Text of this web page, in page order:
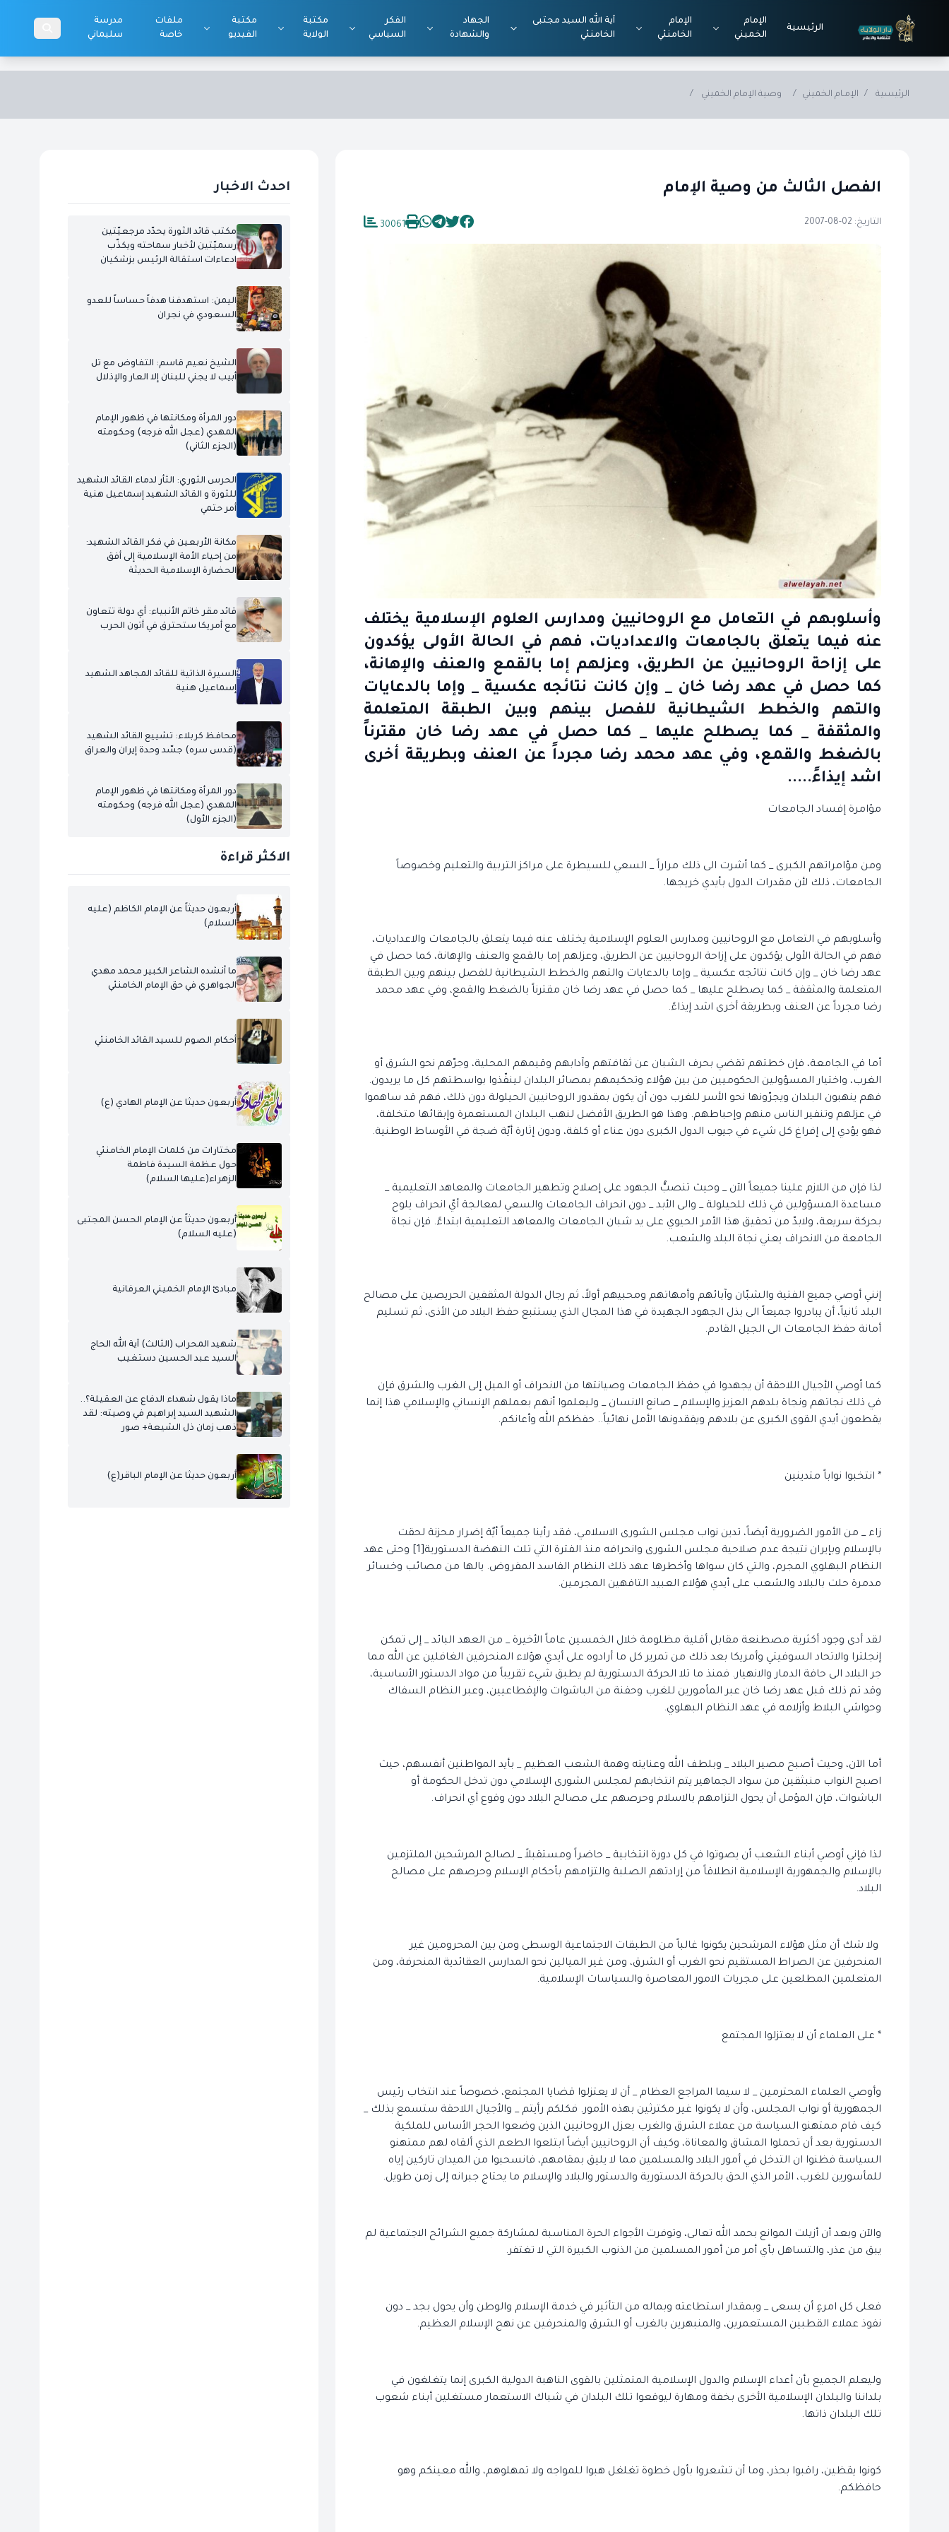
الرئيسية
الإمام
الخميني
الإمام
الخامنئي
آية الله السيد مجتبى
الخامنئي
الجهاد
والشهادة
الفكر
السياسي
مكتبة
الولاية
مكتبة
الفيديو
ملفات
خاصة
مدرسة
سليماني
الرئيسية / الإمـام الخميني / وصية الإمام الخميني /
الفصل الثالث من وصية الإمام
التاريخ: 02-08-2007 30061
وأسلوبهم في التعامل مع الروحانيين ومدارس العلوم الإسلامية يختلف
عنه فيما يتعلق بالجامعات والاعداديات، فهم في الحالة الأولى يؤكدون
على إزاحة الروحانيين عن الطريق، وعزلهم إما بالقمع والعنف والإهانة،
كما حصل في عهد رضا خان _ وإن كانت نتائجه عكسية _ وإما بالدعايات
والتهم والخطط الشيطانية للفصل بينهم وبين الطبقة المتعلمة
والمثقفة _ كما يصطلح عليها _ كما حصل في عهد رضا خان مقترناً
بالضغط والقمع، وفي عهد محمد رضا مجرداً عن العنف وبطريقة أخرى
اشد إيذاءً.....
مؤامرة إفساد الجامعات
ومن مؤامراتهم الكبرى _ كما أشرت الى ذلك مراراً _ السعي للسيطرة على مراكز التربية والتعليم وخصوصاً
الجامعات، ذلك لأن مقدرات الدول بأيدي خريجها.
وأسلوبهم في التعامل مع الروحانيين ومدارس العلوم الإسلامية يختلف عنه فيما يتعلق بالجامعات والاعداديات،
فهم في الحالة الأولى يؤكدون على إزاحة الروحانيين عن الطريق، وعزلهم إما بالقمع والعنف والإهانة، كما حصل في
عهد رضا خان _ وإن كانت نتائجه عكسية _ وإما بالدعايات والتهم والخطط الشيطانية للفصل بينهم وبين الطبقة
المتعلمة والمثقفة _ كما يصطلح عليها _ كما حصل في عهد رضا خان مقترناً بالضغط والقمع، وفي عهد محمد
رضا مجرداً عن العنف وبطريقة أخرى اشد إيذاءً.
أما في الجامعة، فإن خطتهم تقضي بحرف الشبان عن ثقافتهم وآدابهم وقيمهم المحلية، وجرّهم نحو الشرق أو
الغرب، واختيار المسؤولين الحكوميين من بين هؤلاء وتحكيمهم بمصائر البلدان لينفّذوا بواسطتهم كل ما يريدون.
فهم ينهبون البلدان ويجرّونها نحو الأسر للغرب دون أن يكون بمقدور الروحانيين الحيلولة دون ذلك، فهم قد ساهموا
في عزلهم وتنفير الناس منهم وإحباطهم. وهذا هو الطريق الأفضل لنهب البلدان المستعمرة وإبقائها متخلفة،
فهو يؤدي إلى إفراغ كل شيء في جيوب الدول الكبرى دون عناء أو كلفة، ودون إثارة أيّة ضجة في الأوساط الوطنية.
لذا فإن من اللازم علينا جميعاً الآن _ وحيث تنصبُّ الجهود على إصلاح وتطهير الجامعات والمعاهد التعليمية _
مساعدة المسؤولين في ذلك للحيلولة _ والى الأبد _ دون انحراف الجامعات والسعي لمعالجة أيّ انحراف يلوح
بحركة سريعة، ولابدّ من تحقيق هذا الأمر الحيوي على يد شبان الجامعات والمعاهد التعليمية ابتداءً. فإن نجاة
الجامعة من الانحراف يعني نجاة البلد والشعب.
إنني أوصي جميع الفتية والشبّان وآبائهم وأمهاتهم ومحبيهم أولاً، ثم رجال الدولة المثقفين الحريصين على مصالح
البلد ثانياً، أن يبادروا جميعاً الى بذل الجهود الجهيدة في هذا المجال الذي يستتبع حفظ البلاد من الأذى، ثم تسليم
أمانة حفظ الجامعات الى الجيل القادم.
كما أوصي الأجيال اللاحقة أن يجهدوا في حفظ الجامعات وصيانتها من الانحراف أو الميل إلى الغرب والشرق فإن
في ذلك نجاتهم ونجاة بلدهم العزيز والإسلام _ صانع الانسان _ وليعلموا أنهم بعملهم الإنساني والإسلامي هذا إنما
يقطعون أيدي القوى الكبرى عن بلادهم ويفقدونها الأمل نهائياً.. حفظكم الله وأعانكم.
* انتخبوا نواباً متدينين
زاء _ من الأمور الضرورية أيضاً، تدين نواب مجلس الشورى الاسلامي، فقد رأينا جميعاً أيٌة إضرار محزنة لحقت
بالإسلام وبإيران نتيجة عدم صلاحية مجلس الشورى وانحرافه منذ الفترة التي تلت النهضة الدستورية[1] وحتى عهد
النظام البهلوي المجرم، والتي كان سواها وأخطرها عهد ذلك النظام الفاسد المفروض. يالها من مصائب وخسائر
مدمرة حلت بالبلاد والشعب على أيدي هؤلاء العبيد التافهين المجرمين.
لقد أدى وجود أكثرية مصطنعة مقابل أقلية مظلومة خلال الخمسين عاماً الأخيرة _ من العهد البائد _ إلى تمكن
إنجلترا والاتحاد السوفيتي وأمريكا بعد ذلك من تمرير كل ما أرادوه على أيدي هؤلاء المنحرفين الغافلين عن الله مما
جر البلاد الى حافة الدمار والانهيار. فمنذ ما تلا الحركة الدستورية لم يطبق شيء تقريباً من مواد الدستور الأساسية،
وقد تم ذلك قبل عهد رضا خان عبر المأمورين للغرب وحفنة من الباشوات والإقطاعيين، وعبر النظام السفاك
وحواشي البلاط وأزلامه في عهد النظام البهلوي.
أما الآن، وحيث أصبح مصير البلاد _ وبلطف الله وعنايته وهمة الشعب العظيم _ بأيد المواطنين أنفسهم، حيث
اصبح النواب منبثقين من سواد الجماهير يتم انتخابهم لمجلس الشورى الإسلامي دون تدخل الحكومة أو
الباشوات، فإن المؤمل أن يحول التزامهم بالاسلام وحرصهم على مصالح البلاد دون وقوع أي انحراف.
لذا فإني أوصي أبناء الشعب أن يصوتوا في كل دورة انتخابية _ حاضراً ومستقبلاً _ لصالح المرشحين الملتزمين
بالإسلام والجمهورية الإسلامية انطلاقاً من إرادتهم الصلبة والتزامهم بأحكام الإسلام وحرصهم على مصالح
البلاد.
ولا شك أن مثل هؤلاء المرشحين يكونوا غالباً من الطبقات الاجتماعية الوسطى ومن بين المحرومين غير
المنحرفين عن الصراط المستقيم نحو الغرب أو الشرق، ومن غير الميالين نحو المدارس العقائدية المنحرفة، ومن
المتعلمين المطلعين على مجريات الامور المعاصرة والسياسات الإسلامية.
* على العلماء أن لا يعتزلوا المجتمع
وأوصي العلماء المحترمين _ لا سيما المراجع العظام _ أن لا يعتزلوا قضايا المجتمع، خصوصاً عند انتخاب رئيس
الجمهورية أو نواب المجلس، وأن لا يكونوا غير مكترثين بهذه الأمور. فكلكم رأيتم _ والأجيال اللاحقة ستسمع بذلك _
كيف قام ممتهنو السياسة من عملاء الشرق والغرب بعزل الروحانيين الذين وضعوا الحجر الأساس للملكية
الدستورية بعد أن تحملوا المشاق والمعاناة، وكيف أن الروحانيين أيضاً ابتلعوا الطعم الذي ألقاه لهم ممتهنو
السياسة فظنوا ان التدخل في أمور البلاد والمسلمين مما لا يليق بمقامهم، فانسحبوا من الميدان تاركين إياه
للمأسورين للغرب، الأمر الذي الحق بالحركة الدستورية والدستور والبلاد والإسلام ما يحتاج جبرانه إلى زمن طويل.
والآن وبعد أن أزيلت الموانع بحمد الله تعالى، وتوفرت الأجواء الحرة المناسبة لمشاركة جميع الشرائح الاجتماعية لم
يبق من عذر، والتساهل بأي أمر من أمور المسلمين من الذنوب الكبيرة التي لا تغتفر.
فعلى كل امرءٍ أن يسعى _ وبمقدار استطاعته وبماله من التأثير في خدمة الإسلام والوطن وأن يحول بجد _ دون
نفوذ عملاء القطبين المستعمرين، والمنبهرين بالغرب أو الشرق والمنحرفين عن نهج الإسلام العظيم.
وليعلم الجميع بأن أعداء الإسلام والدول الإسلامية المتمثلين بالقوى الناهبة الدولية الكبرى إنما يتغلغون في
بلداننا والبلدان الإسلامية الأخرى بخفة ومهارة ليوقعوا تلك البلدان في شباك الاستعمار مستغلين أبناء شعوب
تلك البلدان ذاتها.
كونوا يقظين، راقبوا بحذر، وما أن تشعروا بأول خطوة تغلغل هبوا للمواجه ولا تمهلوهم، والله معينكم وهو
حافظكم.
احدث الاخبار
مكتب قائد الثورة يحدّد مرجعيّتين
رسميّتين لأخبار سماحته ويكذّب
ادعاءات استقالة الرئيس بزشكيان
اليمن: استهدفنا هدفاً حساساً للعدو
السعودي في نجران
الشيخ نعيم قاسم: التفاوض مع تل
أبيب لا يجني للبنان إلا العار والإذلال
دور المرأة ومكانتها في ظهور الإمام
المهدي (عجل الله فرجه) وحكومته
(الجزء الثاني)
الحرس الثوري: الثأر لدماء القائد الشهيد
للثورة و القائد الشهيد إسماعيل هنية
أمر حتمي
مكانة الأربعين في فكر القائد الشهيد:
من إحياء الأمة الإسلامية إلى أفق
الحضارة الإسلامية الحديثة
قائد مقر خاتم الأنبياء: أي دولة تتعاون
مع أمريكا ستحترق في أتون الحرب
السيرة الذاتية للقائد المجاهد الشهيد
إسماعيل هنية
محافظ كربلاء: تشييع القائد الشهيد
(قدس سره) جسّد وحدة إيران والعراق
دور المرأة ومكانتها في ظهور الإمام
المهدي (عجل الله فرجه) وحكومته
(الجزء الأول)
الاكثر قراءة
أربعون حديثاً عن الإمام الكاظم (عليه
السلام)
ما أنشده الشاعر الكبير محمد مهدي
الجواهري في حق الإمام الخامنئي
أحكام الصوم للسيد القائد الخامنئي
أربعون حديثا عن الإمام الهادي (ع)
مختارات من كلمات الإمام الخامنئي
حول عظمة السيدة فاطمة
الزهراء(عليها السلام)
أربعون حديثاً عن الإمام الحسن المجتبى
(عليه السلام)
مبادئ الإمام الخميني العرفانية
شهيد المحراب (الثالث) آية الله الحاج
السيد عبد الحسين دستغيب
ماذا يقول شهداء الدفاع عن العقيلة؟..
الشهيد السيد إبراهيم في وصيته: لقد
ذهب زمان ذل الشيعة+ صور
أربعون حديثا عن الإمام الباقر(ع)